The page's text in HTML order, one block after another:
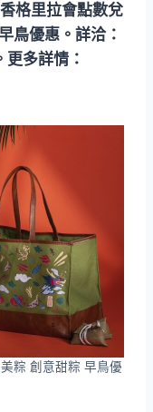
格里拉會點數兌
鳥優惠。詳洽：
多詳情：
粽 創意甜粽 早鳥優